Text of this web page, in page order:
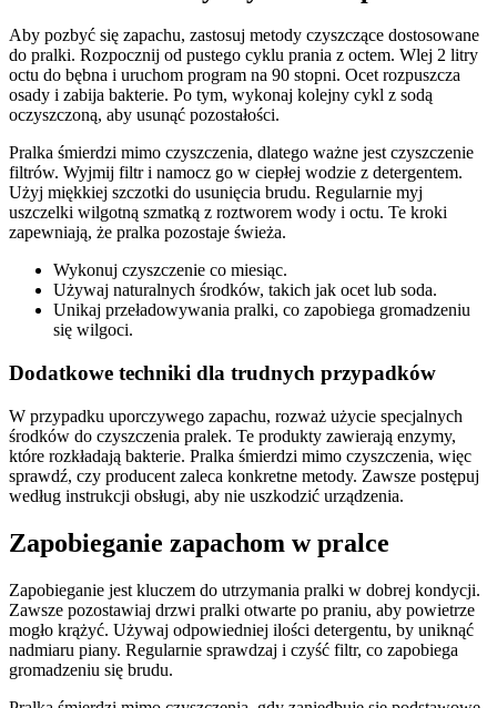
Aby pozbyć się zapachu, zastosuj metody czyszczące dostosowane
do pralki. Rozpocznij od pustego cyklu prania z octem. Wlej 2 litry
octu do bębna i uruchom program na 90 stopni. Ocet rozpuszcza
osady i zabija bakterie. Po tym, wykonaj kolejny cykl z sodą
oczyszczoną, aby usunąć pozostałości.
Pralka śmierdzi mimo czyszczenia, dlatego ważne jest czyszczenie
filtrów. Wyjmij filtr i namocz go w ciepłej wodzie z detergentem.
Użyj miękkiej szczotki do usunięcia brudu. Regularnie myj
uszczelki wilgotną szmatką z roztworem wody i octu. Te kroki
zapewniają, że pralka pozostaje świeża.
Wykonuj czyszczenie co miesiąc.
Używaj naturalnych środków, takich jak ocet lub soda.
Unikaj przeładowywania pralki, co zapobiega gromadzeniu
się wilgoci.
Dodatkowe techniki dla trudnych przypadków
W przypadku uporczywego zapachu, rozważ użycie specjalnych
środków do czyszczenia pralek. Te produkty zawierają enzymy,
które rozkładają bakterie. Pralka śmierdzi mimo czyszczenia, więc
sprawdź, czy producent zaleca konkretne metody. Zawsze postępuj
według instrukcji obsługi, aby nie uszkodzić urządzenia.
Zapobieganie zapachom w pralce
Zapobieganie jest kluczem do utrzymania pralki w dobrej kondycji.
Zawsze pozostawiaj drzwi pralki otwarte po praniu, aby powietrze
mogło krążyć. Używaj odpowiedniej ilości detergentu, by uniknąć
nadmiaru piany. Regularnie sprawdzaj i czyść filtr, co zapobiega
gromadzeniu się brudu.